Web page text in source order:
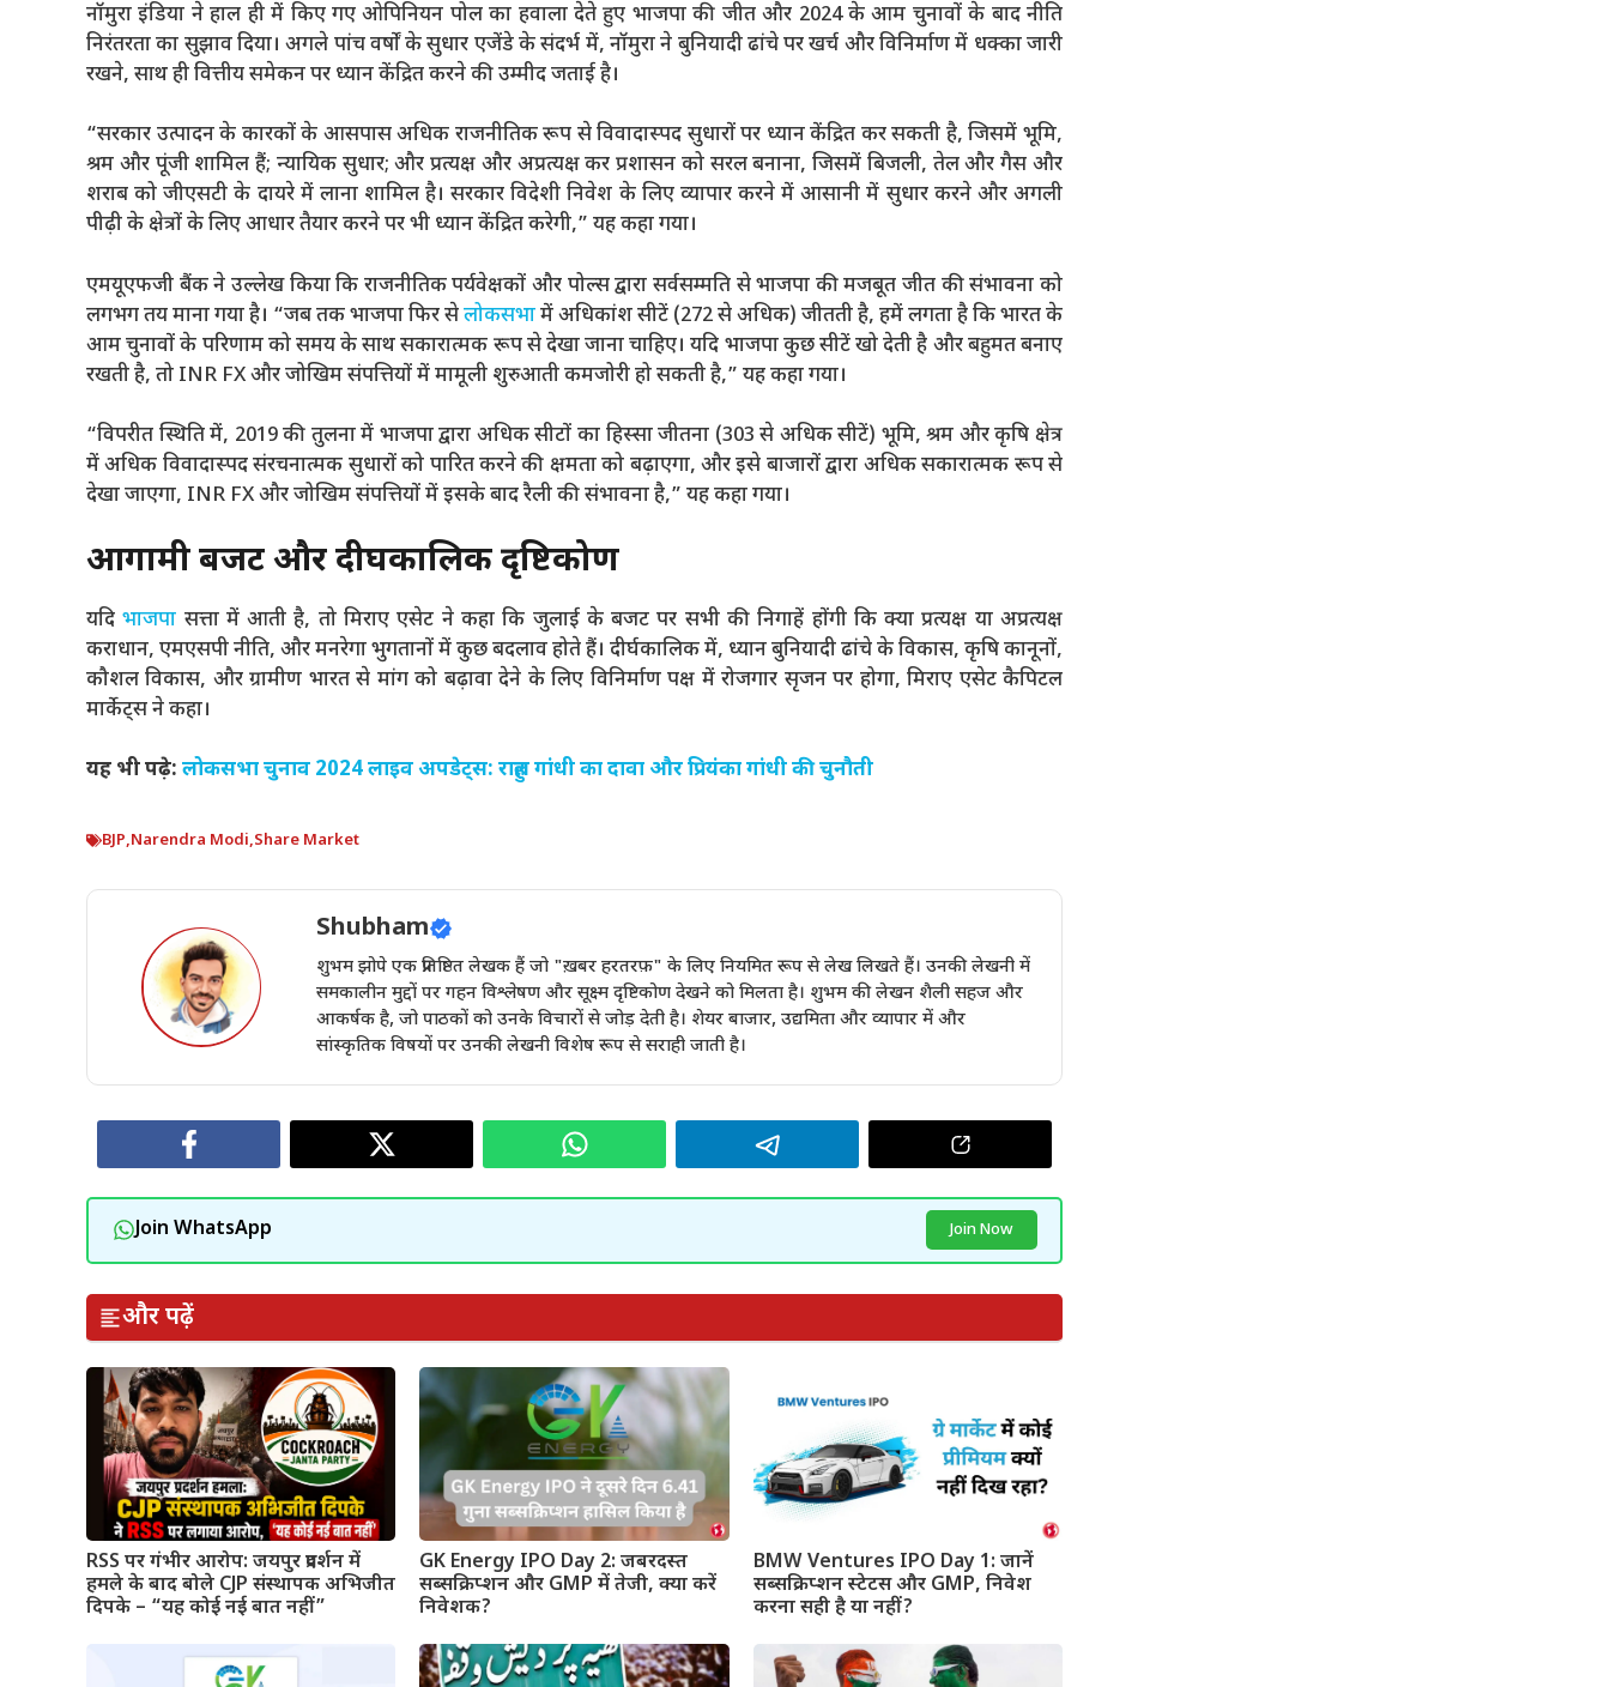
नॉमुरा इंडिया ने हाल ही में किए गए ओपिनियन पोल का हवाला देते हुए भाजपा की जीत और 2024 के आम चुनावों के बाद नीति
निरंतरता का सुझाव दिया। अगले पांच वर्षों के सुधार एजेंडे के संदर्भ में, नॉमुरा ने बुनियादी ढांचे पर खर्च और विनिर्माण में धक्का जारी
रखने, साथ ही वित्तीय समेकन पर ध्यान केंद्रित करने की उम्मीद जताई है।
“सरकार उत्पादन के कारकों के आसपास अधिक राजनीतिक रूप से विवादास्पद सुधारों पर ध्यान केंद्रित कर सकती है, जिसमें भूमि,
श्रम और पूंजी शामिल हैं; न्यायिक सुधार; और प्रत्यक्ष और अप्रत्यक्ष कर प्रशासन को सरल बनाना, जिसमें बिजली, तेल और गैस और
शराब को जीएसटी के दायरे में लाना शामिल है। सरकार विदेशी निवेश के लिए व्यापार करने में आसानी में सुधार करने और अगली
पीढ़ी के क्षेत्रों के लिए आधार तैयार करने पर भी ध्यान केंद्रित करेगी,” यह कहा गया।
एमयूएफजी बैंक ने उल्लेख किया कि राजनीतिक पर्यवेक्षकों और पोल्स द्वारा सर्वसम्मति से भाजपा की मजबूत जीत की संभावना को
लगभग तय माना गया है। “जब तक भाजपा फिर सेलोकसभामें अधिकांश सीटें (272 से अधिक) जीतती है, हमें लगता है कि भारत के
आम चुनावों के परिणाम को समय के साथ सकारात्मक रूप से देखा जाना चाहिए। यदि भाजपा कुछ सीटें खो देती है और बहुमत बनाए
रखती है, तो INR FX और जोखिम संपत्तियों में मामूली शुरुआती कमजोरी हो सकती है,” यह कहा गया।
“विपरीत स्थिति में, 2019 की तुलना में भाजपा द्वारा अधिक सीटों का हिस्सा जीतना (303 से अधिक सीटें) भूमि, श्रम और कृषि क्षेत्र
में अधिक विवादास्पद संरचनात्मक सुधारों को पारित करने की क्षमता को बढ़ाएगा, और इसे बाजारों द्वारा अधिक सकारात्मक रूप से
देखा जाएगा, INR FX और जोखिम संपत्तियों में इसके बाद रैली की संभावना है,” यह कहा गया।
आगामी बजट और दीर्घकालिक दृष्टिकोण
यदिभाजपा सत्ता में आती है, तो मिराए एसेट ने कहा कि जुलाई के बजट पर सभी की निगाहें होंगी कि क्या प्रत्यक्ष या अप्रत्यक्ष
कराधान, एमएसपी नीति, और मनरेगा भुगतानों में कुछ बदलाव होते हैं। दीर्घकालिक में, ध्यान बुनियादी ढांचे के विकास, कृषि कानूनों,
कौशल विकास, और ग्रामीण भारत से मांग को बढ़ावा देने के लिए विनिर्माण पक्ष में रोजगार सृजन पर होगा, मिराए एसेट कैपिटल
मार्केट्स ने कहा।
यह भी पढ़े: लोकसभा चुनाव 2024 लाइव अपडेट्स: राहुल गांधी का दावा और प्रियंका गांधी की चुनौती
BJP,Narendra Modi,Share Market
Shubham
शुभम झोपे एक प्रतिष्ठित लेखक हैं जो "ख़बर हरतरफ़" के लिए नियमित रूप से लेख लिखते हैं। उनकी लेखनी में
समकालीन मुद्दों पर गहन विश्लेषण और सूक्ष्म दृष्टिकोण देखने को मिलता है। शुभम की लेखन शैली सहज और
आकर्षक है, जो पाठकों को उनके विचारों से जोड़ देती है। शेयर बाजार, उद्यमिता और व्यापार में और
सांस्कृतिक विषयों पर उनकी लेखनी विशेष रूप से सराही जाती है।
Join WhatsApp Join Now
और पढ़ें
RSS पर गंभीर आरोप: जयपुर प्रदर्शन में
हमले के बाद बोले CJP संस्थापक अभिजीत
दिपके – “यह कोई नई बात नहीं”
GK Energy IPO Day 2: जबरदस्त
सब्सक्रिप्शन और GMP में तेजी, क्या करें
निवेशक?
BMW Ventures IPO Day 1: जानें
सब्सक्रिप्शन स्टेटस और GMP, निवेश
करना सही है या नहीं?